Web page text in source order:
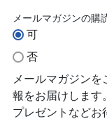
メールマガジンの購
可
否
メールマガジン
報をお届けします
プレゼントなどお